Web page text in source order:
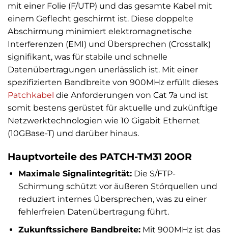
mit einer Folie (F/UTP) und das gesamte Kabel mit
einem Geflecht geschirmt ist. Diese doppelte
Abschirmung minimiert elektromagnetische
Interferenzen (EMI) und Übersprechen (Crosstalk)
signifikant, was für stabile und schnelle
Datenübertragungen unerlässlich ist. Mit einer
spezifizierten Bandbreite von 900MHz erfüllt dieses
Patchkabel die Anforderungen von Cat 7a und ist
somit bestens gerüstet für aktuelle und zukünftige
Netzwerktechnologien wie 10 Gigabit Ethernet
(10GBase-T) und darüber hinaus.
Hauptvorteile des PATCH-TM31 20OR
Maximale Signalintegrität:Die S/FTP-
Schirmung schützt vor äußeren Störquellen und
reduziert internes Übersprechen, was zu einer
fehlerfreien Datenübertragung führt.
Zukunftssichere Bandbreite:Mit 900MHz ist das